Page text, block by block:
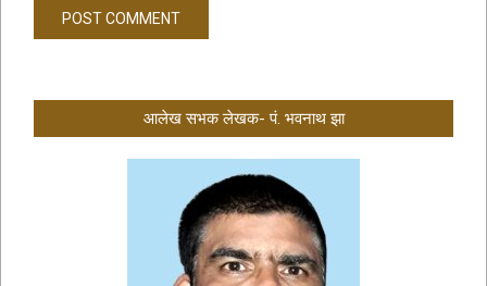
आलेख सभक लेखक- पं. भवनाथ झा